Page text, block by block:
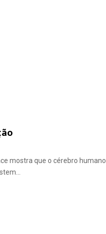
mostra que o cérebro